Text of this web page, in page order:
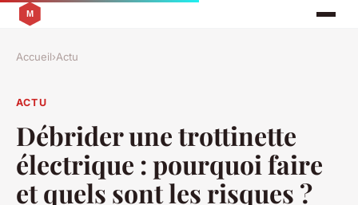
Accueil›Actu
ACTU
Débrider une trottinette
électrique : pourquoi faire
et quels sont les risques ?